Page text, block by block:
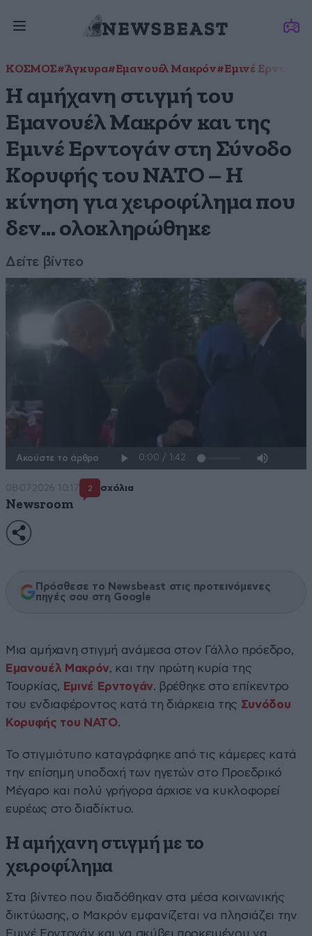
ΚΟΣΜΟΣ#Άγκυρα#Εμανουέλ Μακρόν#Εμινέ
Η αμήχανη στιγμή του
Εμανουέλ Μακρόν και της
Εμινέ Ερντογάν στη Σύνοδο
Κορυφής του ΝΑΤΟ – Η
κίνηση για χειροφίλημα που
δεν… ολοκληρώθηκε
Δείτε βίντεο
Ακούστε το άρθρο
08·07·2026 10:17 2 σχόλια
Newsroom
Πρόσθεσε το Newsbeast στις προτεινόμενες
πηγές σου στη Google
Μια αμήχανη στιγμή ανάμεσα στον Γάλλο πρόεδρο,
Εμανουέλ Μακρόν, και την πρώτη κυρία της
Τουρκίας, Εμινέ Ερντογάν. βρέθηκε στο επίκεντρο
του ενδιαφέροντος κατά τη διάρκεια της Συνόδου
Κορυφής του ΝΑΤΟ.
Το στιγμιότυπο καταγράφηκε από τις κάμερες κατά
την επίσημη υποδοχή των ηγετών στο Προεδρικό
Μέγαρο και πολύ γρήγορα άρχισε να κυκλοφορεί
ευρέως στο διαδίκτυο.
Η αμήχανη στιγμή με το
χειροφίλημα
Στα βίντεο που διαδόθηκαν στα μέσα κοινωνικής
δικτύωσης, ο Μακρόν εμφανίζεται να πλησιάζει την
Εμινέ Ερντογάν και να σκύβει προκειμένου να